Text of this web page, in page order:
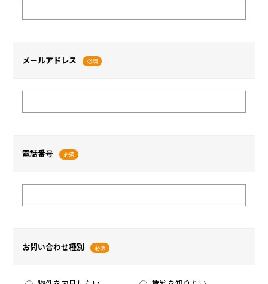
メールアドレス 必須
電話番号 必須
お問い合わせ種別 必須